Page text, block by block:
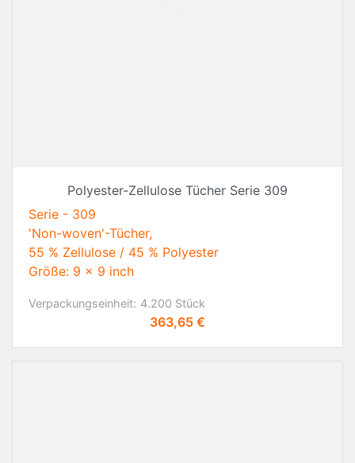
Polyester-Zellulose Tücher Serie 309
Serie - 309
'Non-woven'-Tücher,
55 % Zellulose / 45 % Polyester
Größe: 9 x 9 inch
Verpackungseinheit: 4.200 Stück
Preis
363,65 €